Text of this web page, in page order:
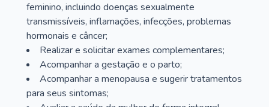
feminino, incluindo doenças sexualmente
transmissíveis, inflamações, infecções, problemas
hormonais e câncer;
Realizar e solicitar exames complementares;
Acompanhar a gestação e o parto;
Acompanhar a menopausa e sugerir tratamentos
para seus sintomas;